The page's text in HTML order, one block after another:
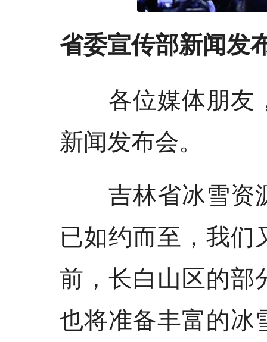
省委宣传部新闻发
各位媒体朋友
新闻发布会。
吉林省冰雪资
已如约而至，我们
前，长白山区的部
也将准备丰富的冰